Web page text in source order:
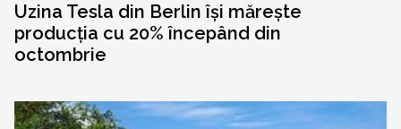
Uzina Tesla din Berlin își mărește
producția cu 20% începând din
octombrie